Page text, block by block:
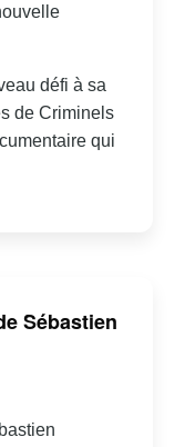
défi à sa
de Criminels
qui
Sébastien